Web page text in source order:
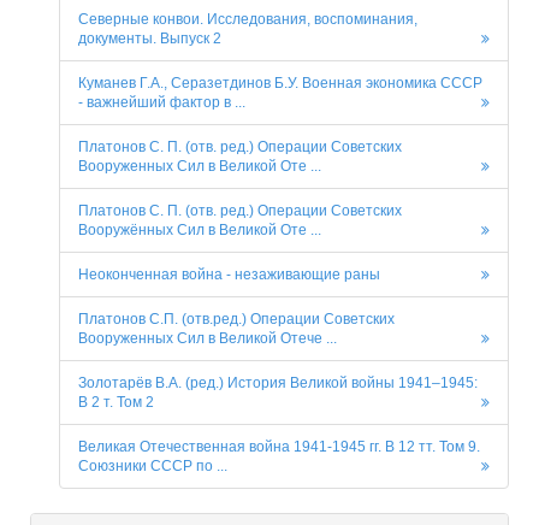
Северные конвои. Исследования, воспоминания,
документы. Выпуск 2
Куманев Г.А., Серазетдинов Б.У. Военная экономика СССР
- важнейший фактор в ...
Платонов С. П. (отв. ред.) Операции Советских
Вооруженных Сил в Великой Оте ...
Платонов С. П. (отв. ред.) Операции Советских
Вооружённых Сил в Великой Оте ...
Неоконченная война - незаживающие раны
Платонов С.П. (отв.ред.) Операции Советских
Вооруженных Сил в Великой Отече ...
Золотарёв В.А. (ред.) История Великой войны 1941–1945:
В 2 т. Том 2
Великая Отечественная война 1941-1945 гг. В 12 тт. Том 9.
Союзники СССР по ...